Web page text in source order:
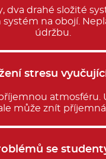
dva drahé složité
systém na obojí.
údržbu.
stresu
atmosféru.
může znít
se